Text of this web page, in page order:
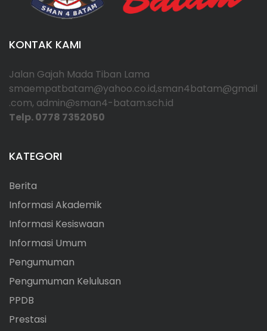
KONTAK KAMI
Jalan Gajah Mada Tiban Lama
smaempatbatam@yahoo.co.id,sman4batam@gmail
.com, admin@sman4-batam.sch.id
Telp. 0778 7352050
KATEGORI
Berita
Informasi Akademik
Informasi Kesiswaan
Informasi Umum
Pengumuman
Pengumuman Kelulusan
PPDB
Prestasi